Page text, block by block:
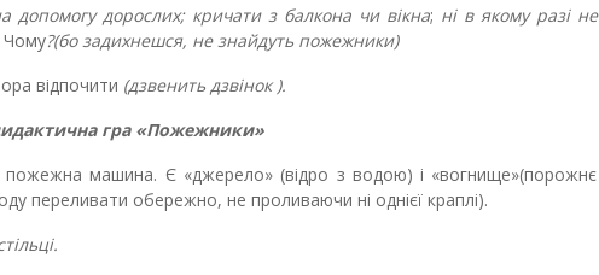
допомогу дорослих; кричати з балкона чи вікна; ні в якому разі не
Чому?(бо задихнешся, не знайдуть пожежники)
відпочити (дзвенить дзвінок ).
гра «Пожежники»
машина. Є «джерело» (відро з водою) і «вогнище»(порожнє
переливати обережно, не проливаючи ні однієї краплі).